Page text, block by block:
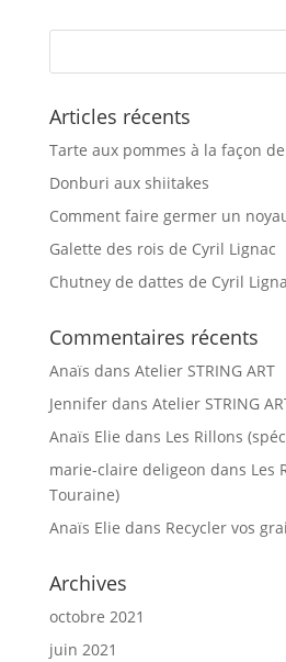
Articles récents
Tarte aux pommes à la façon
Donburi aux shiitakes
Comment faire germer un
Galette des rois de Cyril Lignac
Chutney de dattes de Cyril
Commentaires récents
Anaïs dans Atelier STRING ART
Jenniferdans Atelier STRING
Anaïs Elie dans Les Rillons
marie-claire deligeon dans Les
Touraine)
Anaïs Elie dans Recycler vos
Archives
octobre 2021
juin 2021